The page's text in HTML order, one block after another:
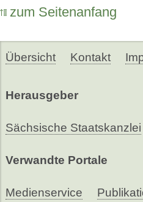
zum Seitenanfang
Übersicht Kontakt
Herausgeber
Sächsische Staatskanzlei
Verwandte Portale
Medienservice